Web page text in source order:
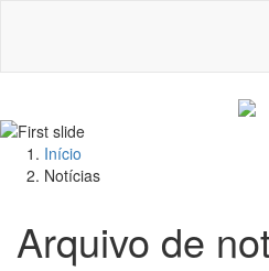
Início
Notícias
Arquivo de